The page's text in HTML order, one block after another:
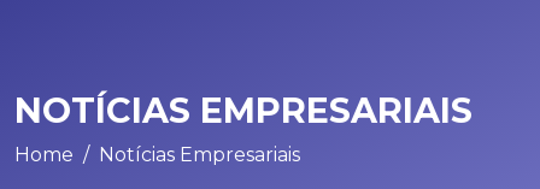
NOTÍCIAS EMPRESARIAIS
Home Notícias Empresariais